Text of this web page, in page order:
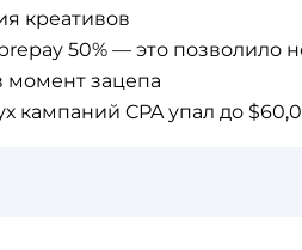
креативов
50% — это позволило
момент зацепа
кампаний CPA упал до